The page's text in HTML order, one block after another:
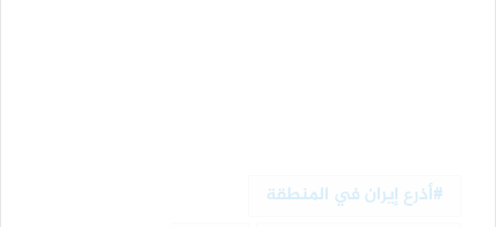
أذرع إيران في المنطقة